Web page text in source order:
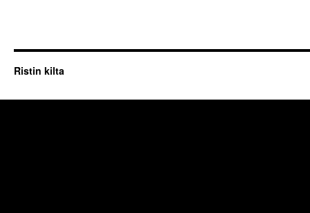
Ristin kilta